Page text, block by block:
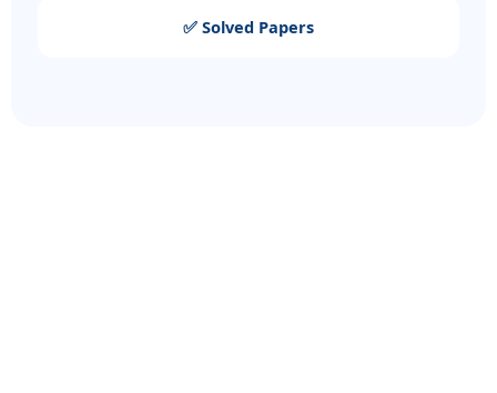
✅ Solved Papers